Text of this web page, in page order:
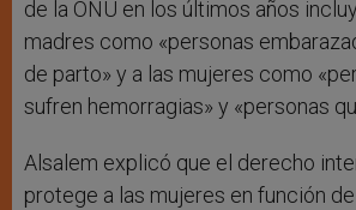
de la ONU en los últimos años
madres como «personas
de parto» y a las mujeres como
sufren hemorragias» y «personas
Alsalem explicó que el derecho
protege a las mujeres en función